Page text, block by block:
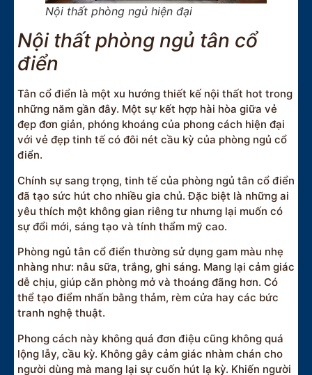
Nội thất phòng ngủ hiện đại
Nội thất phòng ngủ tân cổ
điển
Tân cổ điển là một xu hướng thiết kế nội thất hot trong
những năm gần đây. Một sự kết hợp hài hòa giữa vẻ
đẹp đơn giản, phóng khoáng của phong cách hiện đại
với vẻ đẹp tinh tế có đôi nét cầu kỳ của phòng ngủ cổ
điển.
Chính sự sang trọng, tinh tế của phòng ngủ tân cổ điển
đã tạo sức hút cho nhiều gia chủ. Đặc biệt là những ai
yêu thích một không gian riêng tư nhưng lại muốn có
sự đổi mới, sáng tạo và tính thẩm mỹ cao.
Phòng ngủ tân cổ điển thường sử dụng gam màu nhẹ
nhàng như: nâu sữa, trắng, ghi sáng. Mang lại cảm giác
dễ chịu, giúp căn phòng mở và thoáng đãng hơn. Có
thể tạo điểm nhấn bằng thảm, rèm cửa hay các bức
tranh nghệ thuật.
Phong cách này không quá đơn điệu cũng không quá
lộng lẫy, cầu kỳ. Không gây cảm giác nhàm chán cho
người dùng mà mang lại sự cuốn hút lạ kỳ. Khiến người